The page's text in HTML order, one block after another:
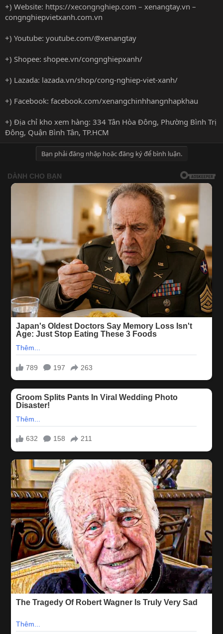
+) Website: https://xecongnghiep.com – xenangtay.vn –
congnghiepvietxanh.com.vn
+) Youtube: youtube.com/@xenangtay
+) Shopee: shopee.vn/congnghiepxanh/
+) Lazada: lazada.vn/shop/cong-nghiep-viet-xanh/
+) Facebook: facebook.com/xenangchinhhangnhapkhau
+) Địa chỉ kho xem hàng: 334 Tân Hòa Đông, Phường Bình Trị
Đông, Quận Bình Tân, TP.HCM
Bạn phải đăng nhập hoặc đăng ký để bình luận.